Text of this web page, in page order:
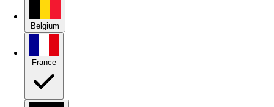
Belgium